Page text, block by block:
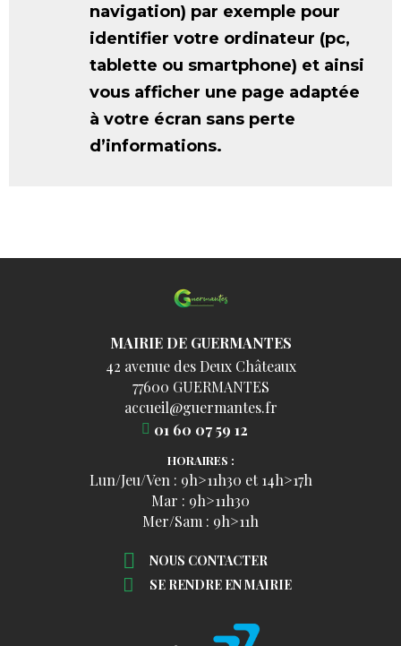
navigation) par exemple pour
identifier votre ordinateur (pc,
tablette ou smartphone) et ainsi
vous afficher une page adaptée
à votre écran sans perte
d’informations.
MAIRIE DE GUERMANTES
42 avenue des Deux Châteaux
77600 GUERMANTES
accueil@guermantes.fr
01 60 07 59 12
HORAIRES :
Lun/Jeu/Ven : 9h>11h30 et 14h>17h
Mar : 9h>11h30
Mer/Sam : 9h>11h
NOUS CONTACTER
SE RENDRE EN MAIRIE